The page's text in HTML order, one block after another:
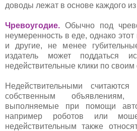
доводы лежат в основе каждого из
Чревоугодие. Обычно под
неумеренность в еде, однако
и другие, не менее
издатель может поддаться
недействительные клики по
Недействительными
собственным
выполняемые при помощи
например роботов или
недействительным также